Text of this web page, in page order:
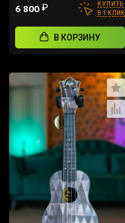
6 800₽
КУПИТЬ
В 1 КЛИК
В КОРЗИНУ